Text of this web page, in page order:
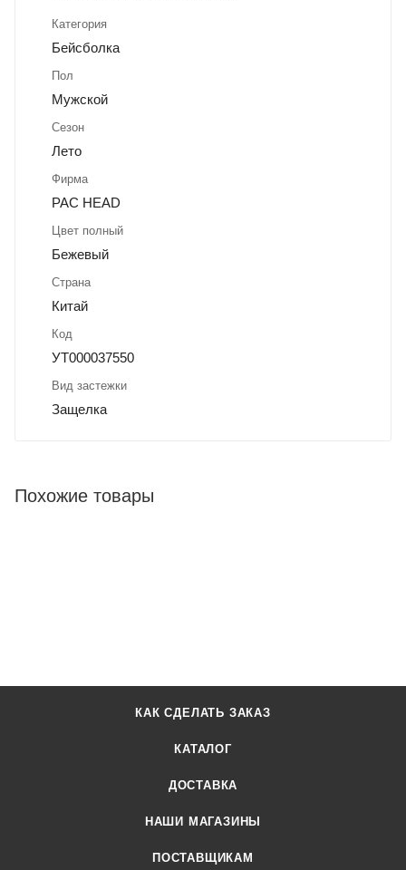
Категория
Бейсболка
Пол
Мужской
Сезон
Лето
Фирма
PAC HEAD
Цвет полный
Бежевый
Страна
Китай
Код
УТ000037550
Вид застежки
Защелка
Похожие товары
КАК СДЕЛАТЬ ЗАКАЗ
КАТАЛОГ
ДОСТАВКА
НАШИ МАГАЗИНЫ
ПОСТАВЩИКАМ